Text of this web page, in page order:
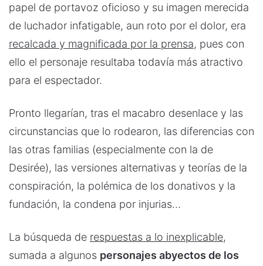
papel de portavoz oficioso y su imagen merecida
de luchador infatigable, aun roto por el dolor, era
recalcada y magnificada por la prensa, pues con
ello el personaje resultaba todavía más atractivo
para el espectador.
Pronto llegarían, tras el macabro desenlace y las
circunstancias que lo rodearon, las diferencias con
las otras familias (especialmente con la de
Desirée), las versiones alternativas y teorías de la
conspiración, la polémica de los donativos y la
fundación, la condena por injurias…
La búsqueda de respuestas a lo inexplicable,
sumada a algunos personajes abyectos de los